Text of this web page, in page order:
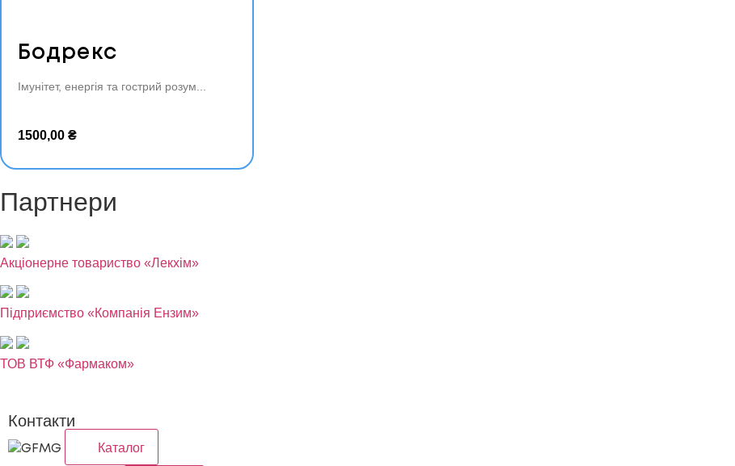
Бодрекс
Імунітет, енергія та гострий розум
1500,00 ₴
Партнери
Акціонерне товариство Лекхім
Підприємство Компанія Ензим
ТОВ ВТФ Фармаком
Контакти
Каталог